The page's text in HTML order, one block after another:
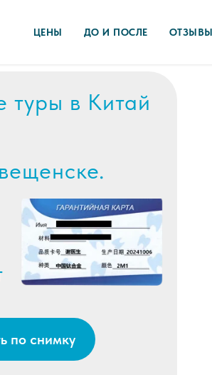
ЦЕНЫ ДО И ПОСЛЕ ОТЗЫВЫ
по снимку
туры в Китай